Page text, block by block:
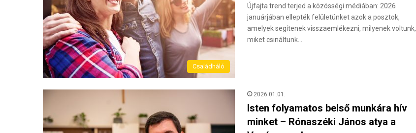
Családháló
Újfajta trend terjed a közösségi médiában: 2026
januárjában ellepték felületünket azok a posztok,
amelyek segítenek visszaemlékezni, milyenek voltunk,
miket csináltunk…
2026.01.01.
Isten folyamatos belső munkára hív
minket – Rónaszéki János atya a